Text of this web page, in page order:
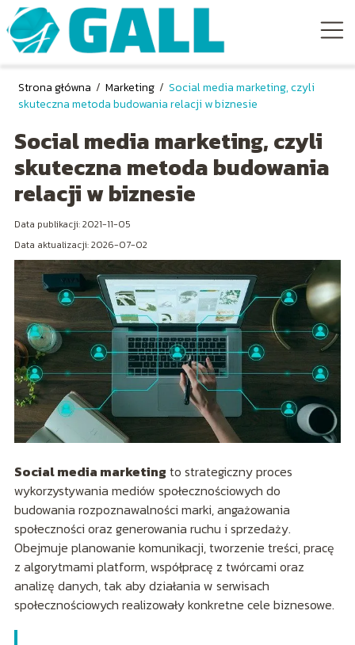
Strona główna / Marketing / Social media marketing, czyli
skuteczna metoda budowania relacji w biznesie
Social media marketing, czyli
skuteczna metoda budowania
relacji w biznesie
Data publikacji: 2021-11-05
Data aktualizacji: 2026-07-02
Social media marketing to strategiczny proces
wykorzystywania mediów społecznościowych do
budowania rozpoznawalności marki, angażowania
społeczności oraz generowania ruchu i sprzedaży.
Obejmuje planowanie komunikacji, tworzenie treści, pracę
z algorytmami platform, współpracę z twórcami oraz
analizę danych, tak aby działania w serwisach
społecznościowych realizowały konkretne cele biznesowe.